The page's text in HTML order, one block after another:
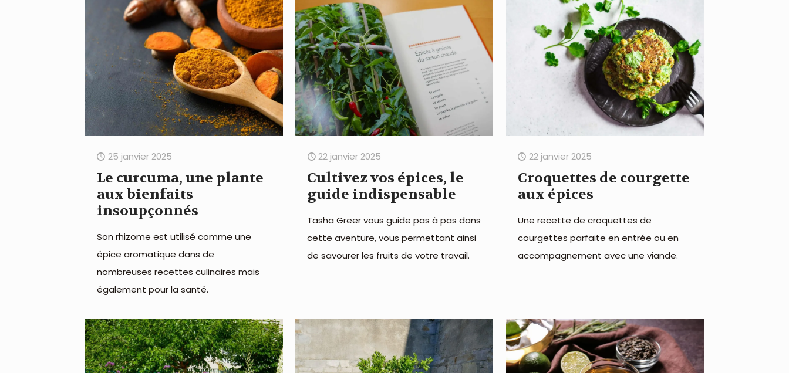
25 janvier 2025
Le curcuma, une plante
aux bienfaits
insoupçonnés
Son rhizome est utilisé comme une
épice aromatique dans de
nombreuses recettes culinaires mais
également pour la santé.
22 janvier 2025
Cultivez vos épices, le
guide indispensable
Tasha Greer vous guide pas à pas dans
cette aventure, vous permettant ainsi
de savourer les fruits de votre travail.
22 janvier 2025
Croquettes de courgette
aux épices
Une recette de croquettes de
courgettes parfaite en entrée ou en
accompagnement avec une viande.